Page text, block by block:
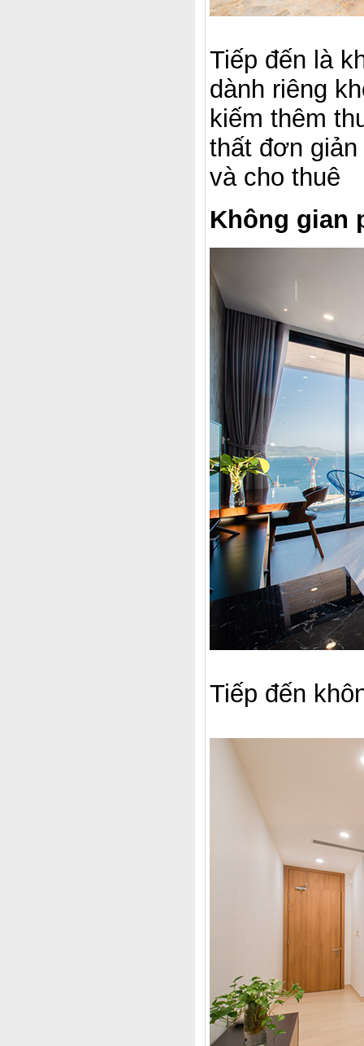
Tiếp đến là
dành riêng
kiếm thêm
thất đơn
và cho thuê
Không gian
Tiếp đến